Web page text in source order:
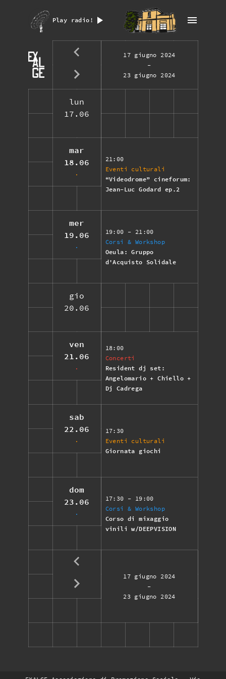
Play radio!
17 giugno 2024
-
23 giugno 2024
lun
17.06
mar
18.06
21:00
Eventi culturali
“Videodrome” cineforum:
Jean-Luc Godard ep.2
mer
19.06
19:00 - 21:00
Corsi & Workshop
Oeula: Gruppo
d'Acquisto Solidale
gio
20.06
ven
21.06
18:00
Concerti
Resident dj set:
Angelomario + Chiello +
Dj Cadrega
sab
22.06
17:30
Eventi culturali
Giornata giochi
dom
23.06
17:30 - 19:00
Corsi & Workshop
Corso di mixaggio
vinili w/DEEPVISION
17 giugno 2024
-
23 giugno 2024